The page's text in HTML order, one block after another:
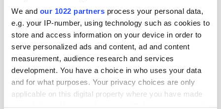
We and our 1022 partners process your personal data,
e.g. your IP-number, using technology such as cookies to
store and access information on your device in order to
serve personalized ads and content, ad and content
measurement, audience research and services
development. You have a choice in who uses your data
and for what purposes. Your privacy choices are only
applicable on this digital property where you have made
Jakelu:
NASDAQ OMX Helsinki Oy
Keskeiset tiedotusvälineet
Julkaisija:
Oriola-KD Oyj
Konserniviestintä
Orionintie 5
02200 Espoo
www.oriola-kd.com